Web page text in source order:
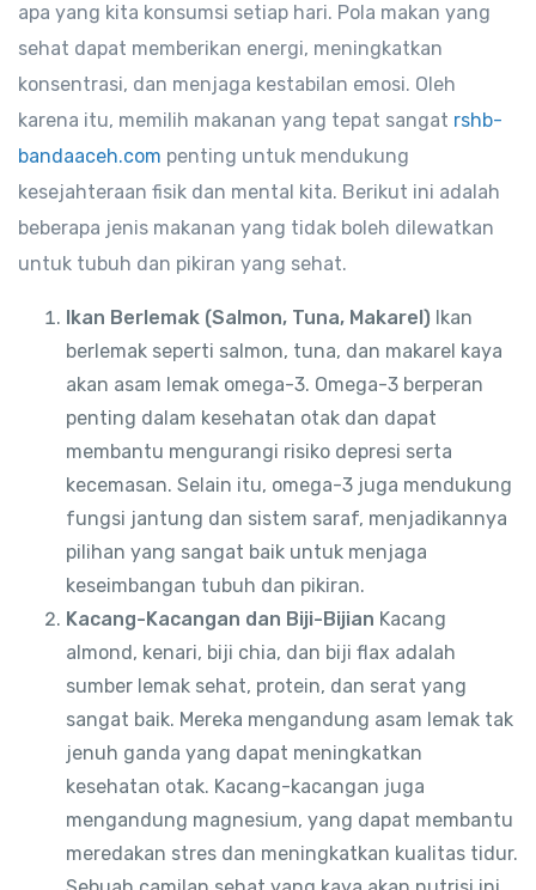
apa yang kita konsumsi setiap hari. Pola makan yang
sehat dapat memberikan energi, meningkatkan
konsentrasi, dan menjaga kestabilan emosi. Oleh
karena itu, memilih makanan yang tepat sangat rshb-
bandaaceh.com penting untuk mendukung
kesejahteraan fisik dan mental kita. Berikut ini adalah
beberapa jenis makanan yang tidak boleh dilewatkan
untuk tubuh dan pikiran yang sehat.
Ikan Berlemak (Salmon, Tuna, Makarel) Ikan
berlemak seperti salmon, tuna, dan makarel kaya
akan asam lemak omega-3. Omega-3 berperan
penting dalam kesehatan otak dan dapat
membantu mengurangi risiko depresi serta
kecemasan. Selain itu, omega-3 juga mendukung
fungsi jantung dan sistem saraf, menjadikannya
pilihan yang sangat baik untuk menjaga
keseimbangan tubuh dan pikiran.
Kacang-Kacangan dan Biji-Bijian Kacang
almond, kenari, biji chia, dan biji flax adalah
sumber lemak sehat, protein, dan serat yang
sangat baik. Mereka mengandung asam lemak tak
jenuh ganda yang dapat meningkatkan
kesehatan otak. Kacang-kacangan juga
mengandung magnesium, yang dapat membantu
meredakan stres dan meningkatkan kualitas tidur.